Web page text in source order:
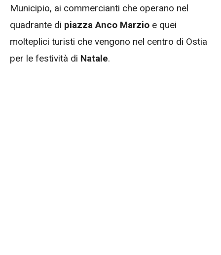
Municipio, ai commercianti che operano nel
quadrante di piazza Anco Marzio e quei
molteplici turisti che vengono nel centro di Ostia
per le festività di Natale.